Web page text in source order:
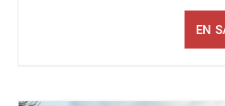
EN